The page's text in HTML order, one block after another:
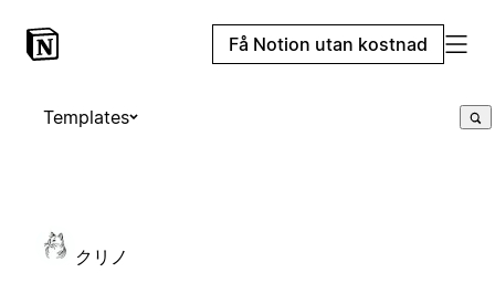
Få Notion utan kostnad
Templates
クリノ